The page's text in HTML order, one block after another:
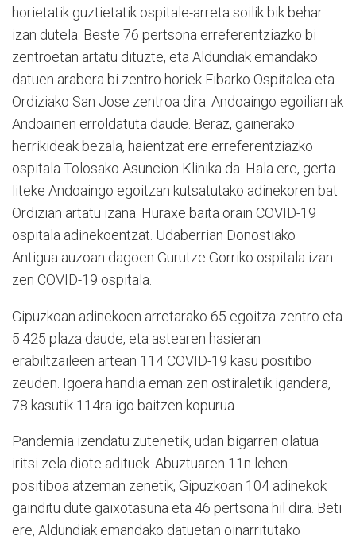
horietatik guztietatik ospitale-arreta soilik bik behar
izan dutela. Beste 76 pertsona erreferentziazko bi
zentroetan artatu dituzte, eta Aldundiak emandako
datuen arabera bi zentro horiek Eibarko Ospitalea eta
Ordiziako San Jose zentroa dira. Andoaingo egoiliarrak
Andoainen erroldatuta daude. Beraz, gainerako
herrikideak bezala, haientzat ere erreferentziazko
ospitala Tolosako Asuncion Klinika da. Hala ere, gerta
liteke Andoaingo egoitzan kutsatutako adinekoren bat
Ordizian artatu izana. Huraxe baita orain COVID-19
ospitala adinekoentzat. Udaberrian Donostiako
Antigua auzoan dagoen Gurutze Gorriko ospitala izan
zen COVID-19 ospitala.
Gipuzkoan adinekoen arretarako 65 egoitza-zentro eta
5.425 plaza daude, eta astearen hasieran
erabiltzaileen artean 114 COVID-19 kasu positibo
zeuden. Igoera handia eman zen ostiraletik igandera,
78 kasutik 114ra igo baitzen kopurua.
Pandemia izendatu zutenetik, udan bigarren olatua
iritsi zela diote adituek. Abuztuaren 11n lehen
positiboa atzeman zenetik, Gipuzkoan 104 adinekok
gainditu dute gaixotasuna eta 46 pertsona hil dira. Beti
ere, Aldundiak emandako datuetan oinarritutako